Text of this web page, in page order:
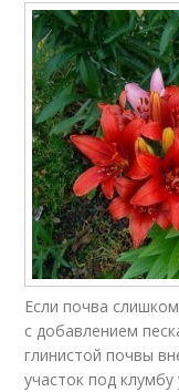
Если почва
с добавлением
глинистой почвы
участок под